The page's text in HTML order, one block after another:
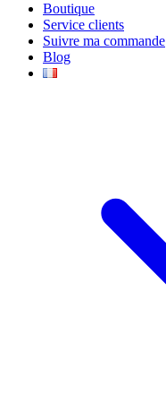
Boutique
Service clients
Suivre ma commande
Blog